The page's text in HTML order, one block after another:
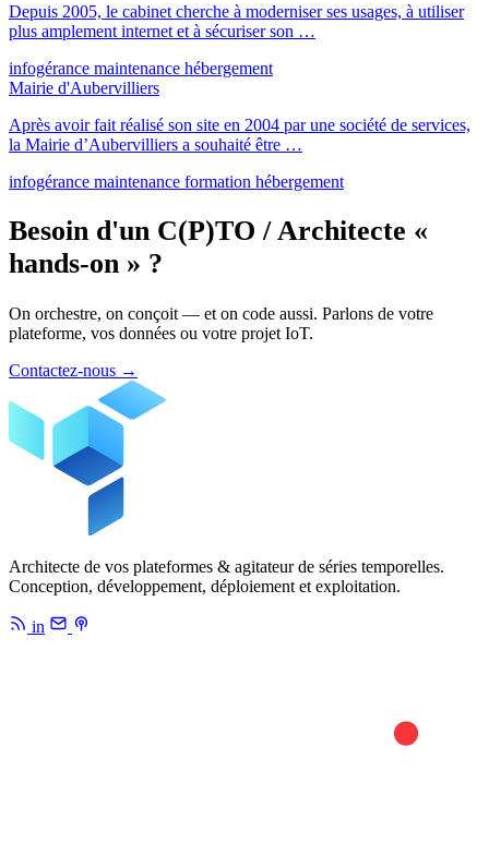
Depuis 2005, le cabinet cherche à moderniser ses usages, à utiliser
plus amplement internet et à sécuriser son …
infogérance maintenance hébergement
Mairie d'Aubervilliers
Après avoir fait réalisé son site en 2004 par une société de services,
la Mairie d’Aubervilliers a souhaité être …
infogérance maintenance formation hébergement
Besoin d'un C(P)TO / Architecte «
hands-on » ?
On orchestre, on conçoit — et on code aussi. Parlons de votre
plateforme, vos données ou votre projet IoT.
Contactez-nous →
Architecte de vos plateformes & agitateur de séries temporelles.
Conception, développement, déploiement et exploitation.
in